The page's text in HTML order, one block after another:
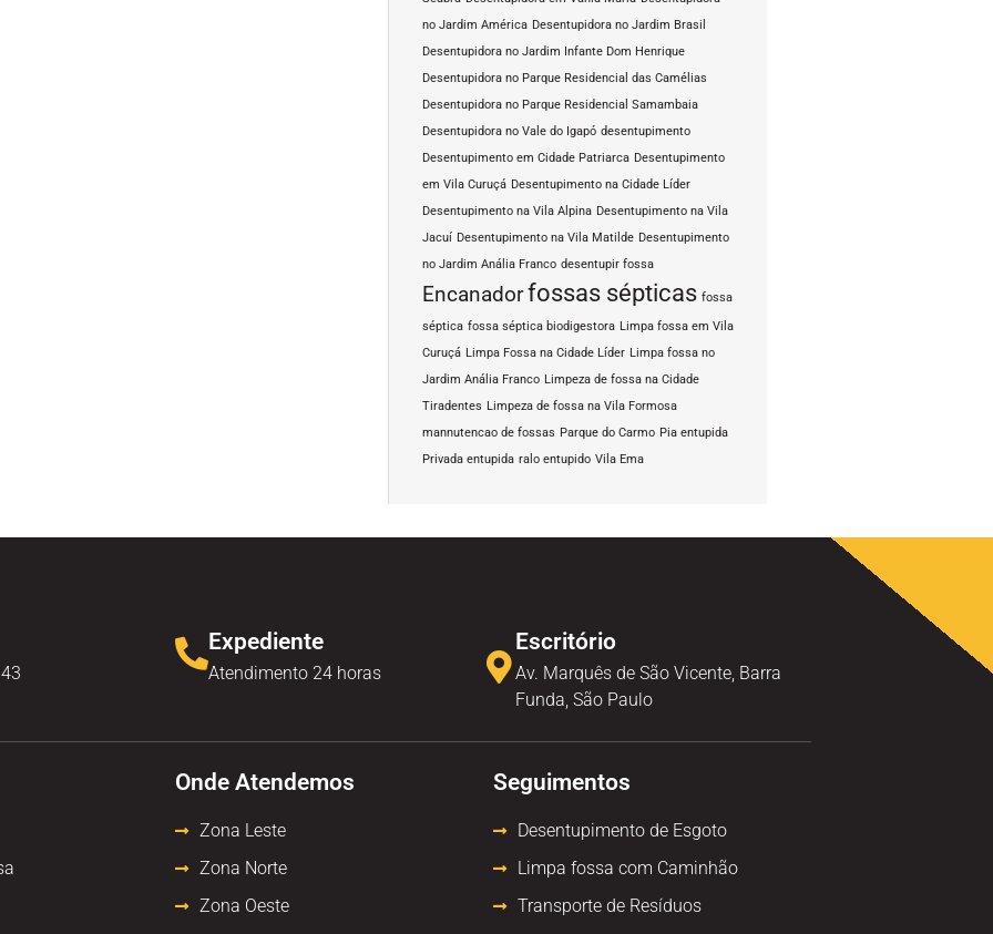
no Jardim América Desentupidora no Jardim Brasil
Desentupidora no Jardim Infante Dom Henrique
Desentupidora no Parque Residencial das Camélias
Desentupidora no Parque Residencial Samambaia
Desentupidora no Vale do Igapó desentupimento
Desentupimento em Cidade Patriarca Desentupimento
em Vila Curuçá Desentupimento na Cidade Líder
Desentupimento na Vila Alpina Desentupimento na Vila
Jacuí Desentupimento na Vila Matilde Desentupimento
no Jardim Anália Franco desentupir fossa
Encanadorfossas sépticas fossa
séptica fossa séptica biodigestora Limpa fossa em Vila
Curuçá Limpa Fossa na Cidade Líder Limpa fossa no
Jardim Anália Franco Limpeza de fossa na Cidade
Tiradentes Limpeza de fossa na Vila Formosa
mannutencao de fossas Parque do Carmo Pia entupida
Privada entupida ralo entupido Vila Ema
Expediente
Atendimento 24 horas
Escritório
Av. Marquês de São Vicente, Barra
Funda, São Paulo
Onde Atendemos
Zona Leste
Zona Norte
Zona Oeste
Seguimentos
Desentupimento de Esgoto
Limpa fossa com Caminhão
Transporte de Resíduos